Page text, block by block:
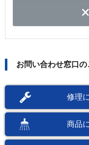
お問い合わせ窓口の
修理
商品